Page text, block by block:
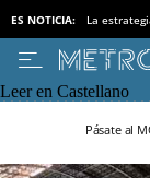
ES NOTICIA: La
Leer en Castellano
Pásate al